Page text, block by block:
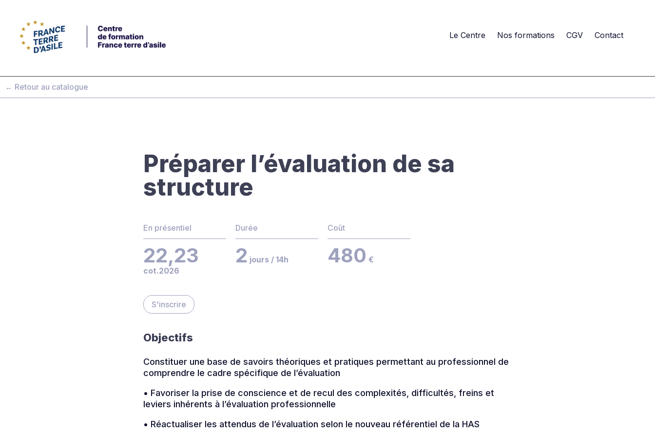
Le Centre Nos formations CGV Contact
← Retour au catalogue
Préparer l’évaluation de sa
structure
En présentiel
22,23
cot.2026
Durée
2 jours / 14h
Coût
480 €
S'inscrire
Objectifs
Constituer une base de savoirs théoriques et pratiques permettant au professionnel de
comprendre le cadre spécifique de l’évaluation
• Favoriser la prise de conscience et de recul des complexités, difficultés, freins et
leviers inhérents à l’évaluation professionnelle
• Réactualiser les attendus de l’évaluation selon le nouveau référentiel de la HAS